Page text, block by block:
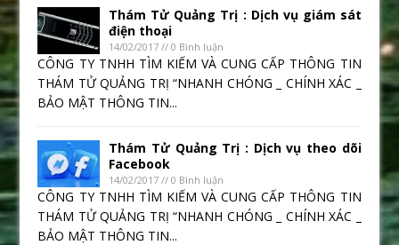
Thám Tử Quảng Trị : Dịch vụ giám sát
điện thoại
14/02/2017 // 0 Bình luận
CÔNG TY TNHH TÌM KIẾM VÀ CUNG CẤP THÔNG TIN
THÁM TỬ QUẢNG TRỊ “NHANH CHÓNG _ CHÍNH XÁC _
BẢO MẬT THÔNG TIN...
Thám Tử Quảng Trị : Dịch vụ theo dõi
Facebook
14/02/2017 // 0 Bình luận
CÔNG TY TNHH TÌM KIẾM VÀ CUNG CẤP THÔNG TIN
THÁM TỬ QUẢNG TRỊ “NHANH CHÓNG _ CHÍNH XÁC _
BẢO MẬT THÔNG TIN...